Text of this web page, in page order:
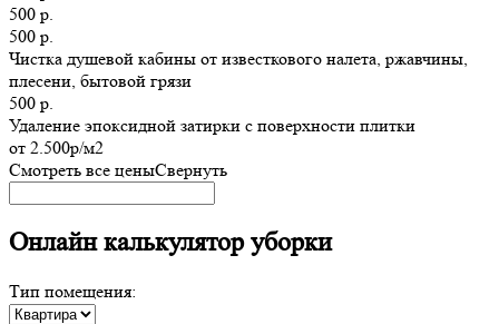
500 р.
500 р.
Чистка душевой кабины от известкового налета, ржавчины,
плесени, бытовой грязи
500 р.
Удаление эпоксидной затирки с поверхности плитки
от 2.500р/м2
Смотреть все ценыСвернуть
Онлайн калькулятор уборки
Тип помещения: